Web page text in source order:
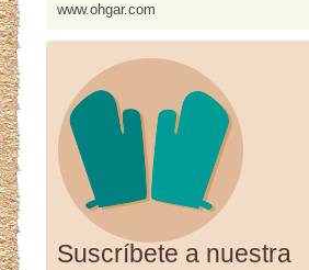
www.ohgar.com
Suscríbete a nuestra